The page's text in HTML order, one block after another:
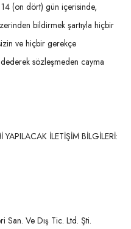
(on dört) gün içerisinde,
bildirmek şartıyla hiçbir
ve hiçbir gerekçe
sözleşmeden cayma
İLETİŞİM BİLGİLERİ:
San. Ve Dış Tic. Ltd. Şti.